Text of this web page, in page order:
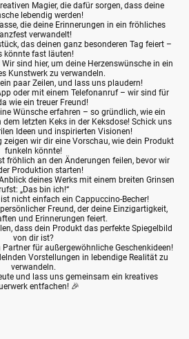
Magier, die dafür sorgen, dass deine
lebendig werden!
die deine Erinnerungen in ein fröhliches
verwandelt!
das deinen ganz besonderen Tag feiert –
könnte fast läuten!
sind hier, um deine Herzenswünsche in ein
Kunstwerk zu verwandeln.
paar Zeilen, und lass uns plaudern!
oder mit einem Telefonanruf – wir sind für
wie ein treuer Freund!
Wünsche erfahren – so gründlich, wie ein
dem letzten Keks in der Keksdose! Schick uns
Ideen und inspirierten Visionen!
zeigen wir dir eine Vorschau, wie dein Produkt
funkeln könnte!
fröhlich an den Änderungen feilen, bevor wir
Produktion starten!
deines Werks mit einem breiten Grinsen
„Das bin ich!“
ist nicht einfach ein Cappuccino-Becher!
Freund, der deine Einzigartigkeit,
und Erinnerungen feiert.
dass dein Produkt das perfekte Spiegelbild
von dir ist?
für außergewöhnliche Geschenkideen!
Vorstellungen in lebendige Realität zu
verwandeln.
und lass uns gemeinsam ein kreatives
entfachen! 🎉